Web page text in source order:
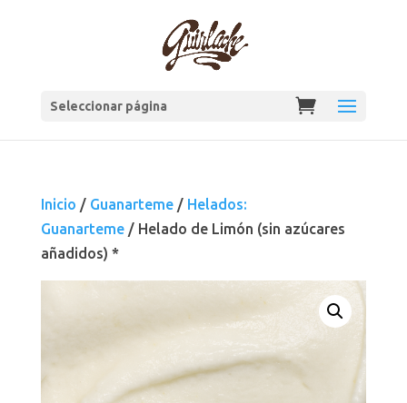
Seleccionar página
Inicio / Guanarteme/ Helados:
Guanarteme/ Helado de Limón (sin azúcares
añadidos) *